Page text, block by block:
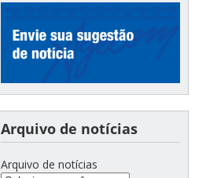
Arquivo de notícias
Arquivo de notícias